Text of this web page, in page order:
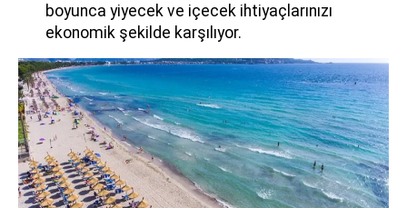
boyunca yiyecek ve içecek ihtiyaçlarınızı
ekonomik şekilde karşılıyor.